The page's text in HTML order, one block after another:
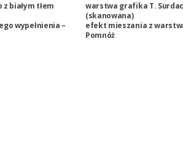
białym tłem
wypełnienia –
warstwa grafika T.
(skanowana)
efekt mieszania z
Pomnóż